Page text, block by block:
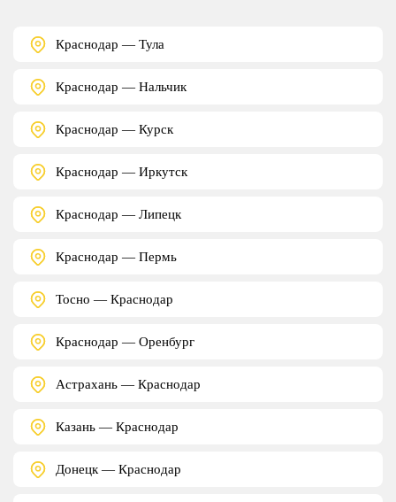
Краснодар — Тула
Краснодар — Нальчик
Краснодар — Курск
Краснодар — Иркутск
Краснодар — Липецк
Краснодар — Пермь
Тосно — Краснодар
Краснодар — Оренбург
Астрахань — Краснодар
Казань — Краснодар
Донецк — Краснодар